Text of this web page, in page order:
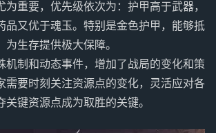
为重要，优先级依次为：护甲高于武器，
品又优于魂玉。特别是金色护甲，能够抵
生存提供极大保障。
机制和动态事件，增加了战局的变化和策
需要时刻关注资源点的变化，灵活应对各
关键资源点成为取胜的关键。